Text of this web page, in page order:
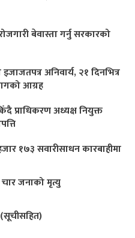
बेवास्ता गर्नु सरकारको
अनिवार्य, २१ दिनभित्र
आग्रह
प्राधिकरण अध्यक्ष नियुक्त
१७३ सवारीसाधन कारबाहीमा
चार जनाको मृत्यु